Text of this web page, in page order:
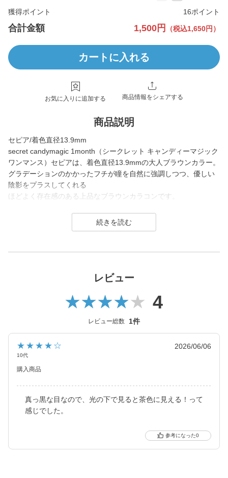
獲得ポイント 16ポイント
合計金額 1,500円 （税込1,650円）
カートに入れる
お気に入りに追加する 商品情報をシェアする
商品説明
セピア/着色直径13.9mm
secret candymagic 1month（シークレット キャンディーマジック
ワンマンス）セピアは、着色直径13.9mmの大人ブラウンカラー。
グラデーションのかかったフチが瞳を自然に強調しつつ、優しい
陰影をプラスしてくれる
ほどよく存在感のある上品なブラウンカラコンです。
secret candymagic 1month（シークレット キャンディーマジック
ワンマンス）は2012年の発売当初から今まで若い世代を中心に絶
ラーコンタクトレンズブランド。
DIA14.5mmの大きめサイズで「盛れる」というキーワードのも
「キャンマジ5番」、定番ギャルカラコンの他に水光デザインや太
フチ・細フチデザインといった、トレンド感のあるカラコンを生
レビュー
4
レビュー総数 1件
★★★★☆
10代
2026/06/06
購入商品
真っ黒な目なので、光の下で見ると茶色に見える！って
感じでした。
0